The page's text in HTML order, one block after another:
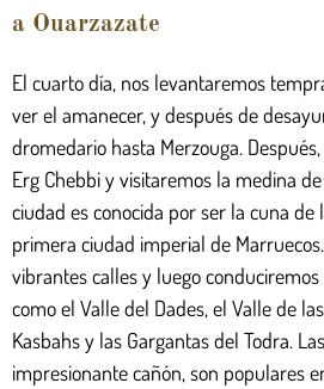
a Ouarzazate
El cuarto día, nos levantaremos
ver el amanecer, y después de
dromedario hasta Merzouga.
Erg Chebbi y visitaremos la medina
ciudad es conocida por ser la cuna de
primera ciudad imperial de
vibrantes calles y luego
como el Valle del Dades, el Valle de
Kasbahs y las Gargantas del Todra.
impresionante cañón, son populares